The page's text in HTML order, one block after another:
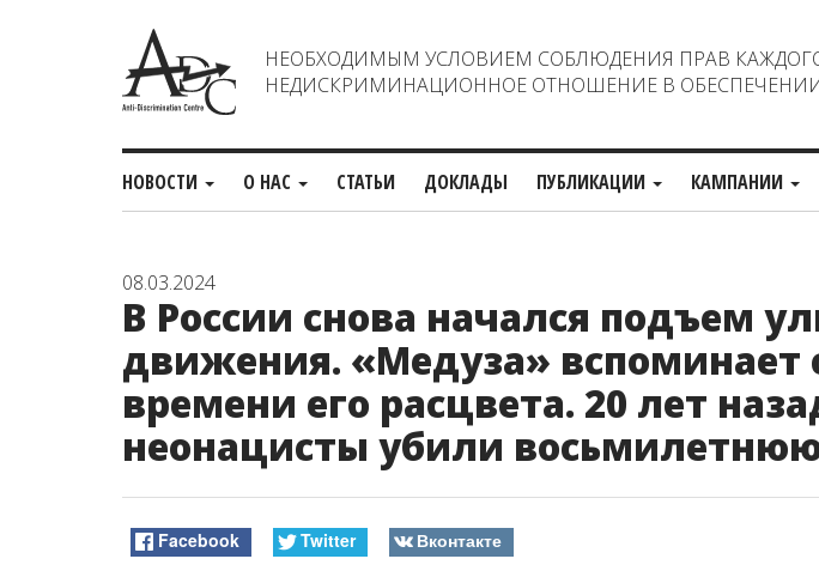
НЕОБХОДИМЫМ УСЛОВИЕМ СОБЛЮДЕНИЯ ПРАВ КАЖДОГО
НЕДИСКРИМИНАЦИОННОЕ ОТНОШЕНИЕ В ОБЕСПЕЧЕНИИ
НОВОСТИ О НАС СТАТЬИ ДОКЛАДЫ ПУБЛИКАЦИИ КАМПАНИИ
08.03.2024
В России снова начался подъем
движения. «Медуза» вспоминает
времени его расцвета. 20 лет
неонацисты убили
Facebook Twitter Вконтакте